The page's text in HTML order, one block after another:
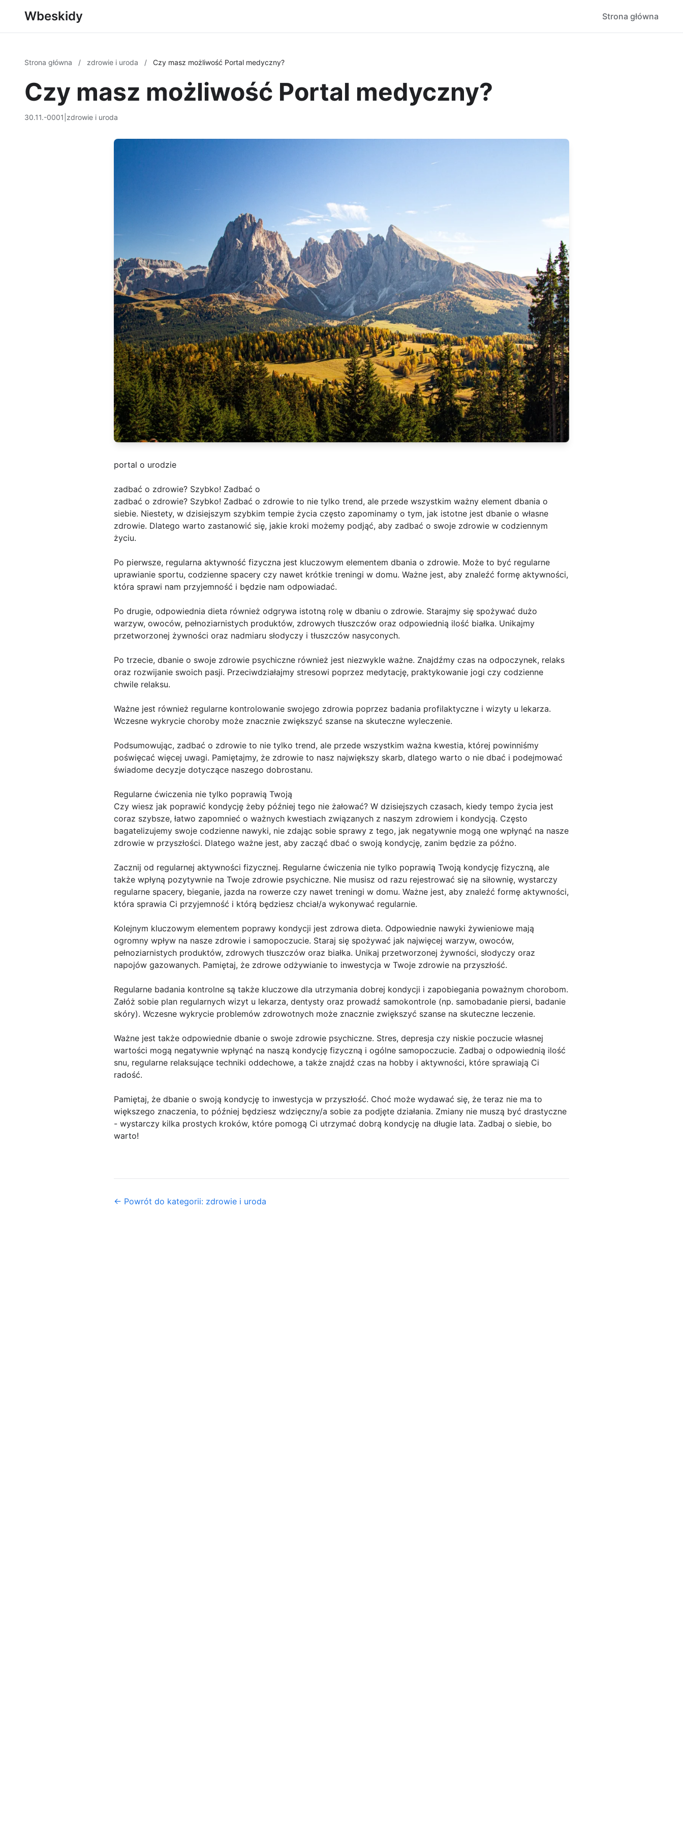
Wbeskidy Strona główna
Strona główna / zdrowie i uroda / Czy masz możliwość Portal medyczny?
Czy masz możliwość Portal medyczny?
30.11.-0001 zdrowie i uroda
portal o urodzie
zadbać o zdrowie? Szybko! Zadbać o
zadbać o zdrowie? Szybko! Zadbać o zdrowie to nie tylko trend, ale przede wszystkim ważny element dbania o
siebie. Niestety, w dzisiejszym szybkim tempie życia często zapominamy o tym, jak istotne jest dbanie o własne
zdrowie. Dlatego warto zastanowić się, jakie kroki możemy podjąć, aby zadbać o swoje zdrowie w codziennym
życiu.
Po pierwsze, regularna aktywność fizyczna jest kluczowym elementem dbania o zdrowie. Może to być regularne
uprawianie sportu, codzienne spacery czy nawet krótkie treningi w domu. Ważne jest, aby znaleźć formę aktywności,
która sprawi nam przyjemność i będzie nam odpowiadać.
Po drugie, odpowiednia dieta również odgrywa istotną rolę w dbaniu o zdrowie. Starajmy się spożywać dużo
warzyw, owoców, pełnoziarnistych produktów, zdrowych tłuszczów oraz odpowiednią ilość białka. Unikajmy
przetworzonej żywności oraz nadmiaru słodyczy i tłuszczów nasyconych.
Po trzecie, dbanie o swoje zdrowie psychiczne również jest niezwykle ważne. Znajdźmy czas na odpoczynek, relaks
oraz rozwijanie swoich pasji. Przeciwdziałajmy stresowi poprzez medytację, praktykowanie jogi czy codzienne
chwile relaksu.
Ważne jest również regularne kontrolowanie swojego zdrowia poprzez badania profilaktyczne i wizyty u lekarza.
Wczesne wykrycie choroby może znacznie zwiększyć szanse na skuteczne wyleczenie.
Podsumowując, zadbać o zdrowie to nie tylko trend, ale przede wszystkim ważna kwestia, której powinniśmy
poświęcać więcej uwagi. Pamiętajmy, że zdrowie to nasz największy skarb, dlatego warto o nie dbać i podejmować
świadome decyzje dotyczące naszego dobrostanu.
Regularne ćwiczenia nie tylko poprawią Twoją
Czy wiesz jak poprawić kondycję żeby później tego nie żałować? W dzisiejszych czasach, kiedy tempo życia jest
coraz szybsze, łatwo zapomnieć o ważnych kwestiach związanych z naszym zdrowiem i kondycją. Często
bagatelizujemy swoje codzienne nawyki, nie zdając sobie sprawy z tego, jak negatywnie mogą one wpłynąć na nasze
zdrowie w przyszłości. Dlatego ważne jest, aby zacząć dbać o swoją kondycję, zanim będzie za późno.
Zacznij od regularnej aktywności fizycznej. Regularne ćwiczenia nie tylko poprawią Twoją kondycję fizyczną, ale
także wpłyną pozytywnie na Twoje zdrowie psychiczne. Nie musisz od razu rejestrować się na siłownię, wystarczy
regularne spacery, bieganie, jazda na rowerze czy nawet treningi w domu. Ważne jest, aby znaleźć formę aktywności,
która sprawia Ci przyjemność i którą będziesz chciał/a wykonywać regularnie.
Kolejnym kluczowym elementem poprawy kondycji jest zdrowa dieta. Odpowiednie nawyki żywieniowe mają
ogromny wpływ na nasze zdrowie i samopoczucie. Staraj się spożywać jak najwięcej warzyw, owoców,
pełnoziarnistych produktów, zdrowych tłuszczów oraz białka. Unikaj przetworzonej żywności, słodyczy oraz
napojów gazowanych. Pamiętaj, że zdrowe odżywianie to inwestycja w Twoje zdrowie na przyszłość.
Regularne badania kontrolne są także kluczowe dla utrzymania dobrej kondycji i zapobiegania poważnym chorobom.
Załóż sobie plan regularnych wizyt u lekarza, dentysty oraz prowadź samokontrole (np. samobadanie piersi, badanie
skóry). Wczesne wykrycie problemów zdrowotnych może znacznie zwiększyć szanse na skuteczne leczenie.
Ważne jest także odpowiednie dbanie o swoje zdrowie psychiczne. Stres, depresja czy niskie poczucie własnej
wartości mogą negatywnie wpłynąć na naszą kondycję fizyczną i ogólne samopoczucie. Zadbaj o odpowiednią ilość
snu, regularne relaksujące techniki oddechowe, a także znajdź czas na hobby i aktywności, które sprawiają Ci
radość.
Pamiętaj, że dbanie o swoją kondycję to inwestycja w przyszłość. Choć może wydawać się, że teraz nie ma to
większego znaczenia, to później będziesz wdzięczny/a sobie za podjęte działania. Zmiany nie muszą być drastyczne
- wystarczy kilka prostych kroków, które pomogą Ci utrzymać dobrą kondycję na długie lata. Zadbaj o siebie, bo
warto!
← Powrót do kategorii: zdrowie i uroda